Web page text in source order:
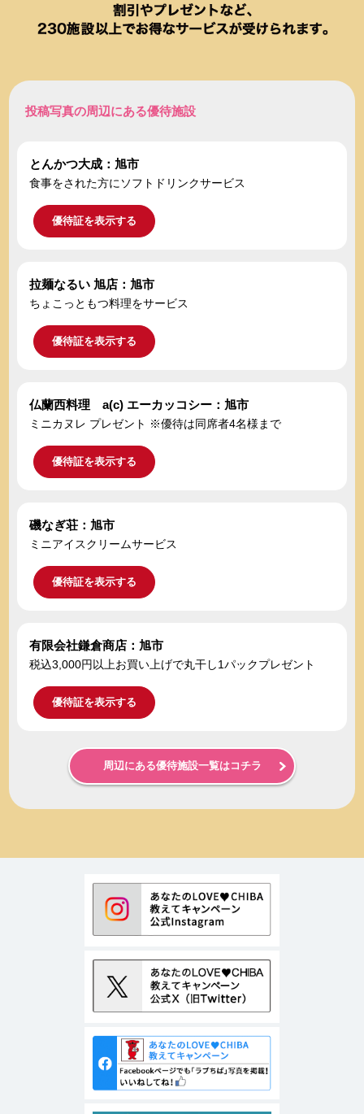
投稿写真の周辺にある優待施設
とんかつ大成：旭市
食事をされた方にソフトドリンクサービス
優待証を表示する
拉麺なるい 旭店：旭市
ちょこっともつ料理をサービス
優待証を表示する
仏蘭西料理 a(c) エーカッコシー：旭市
ミニカヌレ プレゼント ※優待は同席者4名様まで
優待証を表示する
磯なぎ荘：旭市
ミニアイスクリームサービス
優待証を表示する
有限会社鎌倉商店：旭市
税込3,000円以上お買い上げで丸干し1パックプレゼント
優待証を表示する
周辺にある優待施設一覧はコチラ